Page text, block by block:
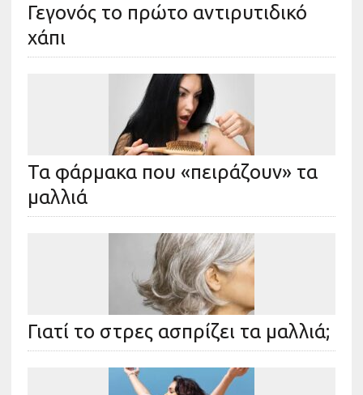
Γεγονός το πρώτο αντιρυτιδικό
χάπι
Τα φάρμακα που «πειράζουν» τα
μαλλιά
Γιατί το στρες ασπρίζει τα μαλλιά;